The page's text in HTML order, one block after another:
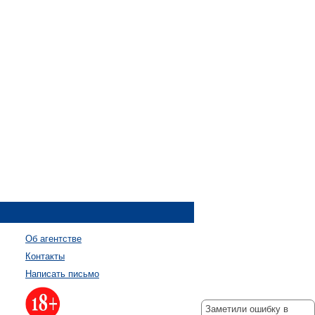
Об агентстве
Контакты
Написать письмо
Заметили ошибку в